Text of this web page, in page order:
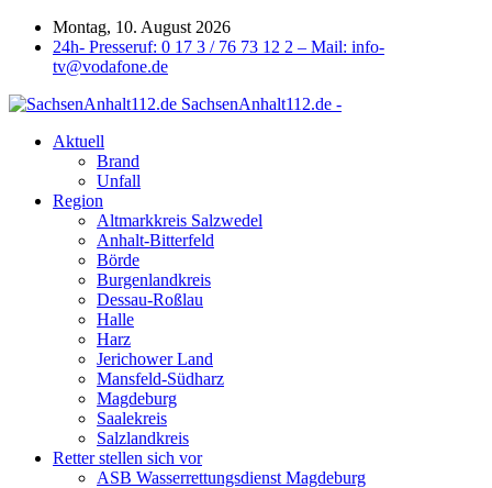
Montag, 10. August 2026
24h- Presseruf: 0 17 3 / 76 73 12 2 – Mail: info-
tv@vodafone.de
SachsenAnhalt112.de -
Aktuell
Brand
Unfall
Region
Altmarkkreis Salzwedel
Anhalt-Bitterfeld
Börde
Burgenlandkreis
Dessau-Roßlau
Halle
Harz
Jerichower Land
Mansfeld-Südharz
Magdeburg
Saalekreis
Salzlandkreis
Retter stellen sich vor
ASB Wasserrettungsdienst Magdeburg